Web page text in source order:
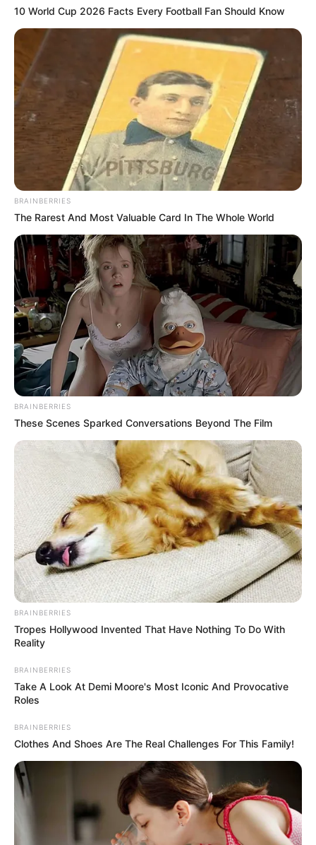
10 World Cup 2026 Facts Every Football Fan Should Know
BRAINBERRIES
The Rarest And Most Valuable Card In The Whole World
BRAINBERRIES
These Scenes Sparked Conversations Beyond The Film
BRAINBERRIES
Tropes Hollywood Invented That Have Nothing To Do With
Reality
BRAINBERRIES
Take A Look At Demi Moore's Most Iconic And Provocative
Roles
BRAINBERRIES
Clothes And Shoes Are The Real Challenges For This Family!